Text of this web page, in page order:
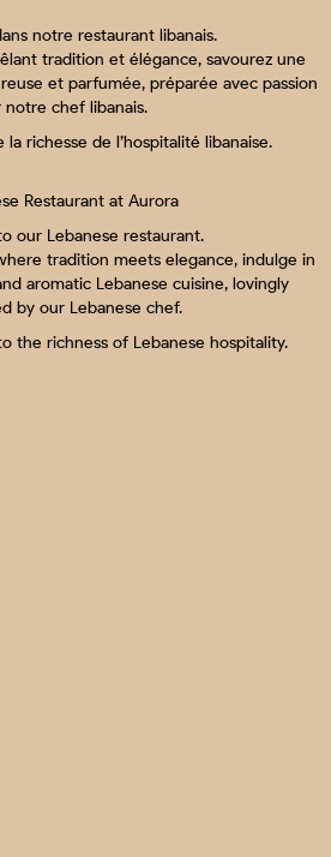
notre restaurant libanais.
tradition et élégance, savourez une
et parfumée, préparée avec passion
notre chef libanais.
richesse de l’hospitalité libanaise.
Restaurant at Aurora
our Lebanese restaurant.
tradition meets elegance, indulge in
aromatic Lebanese cuisine, lovingly
by our Lebanese chef.
the richness of Lebanese hospitality.